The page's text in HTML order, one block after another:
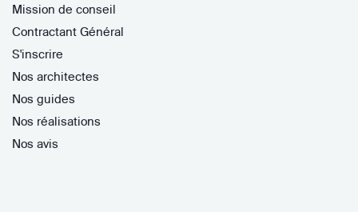
Mission de conseil
Contractant Général
S'inscrire
Nos architectes
Nos guides
Nos réalisations
Nos avis